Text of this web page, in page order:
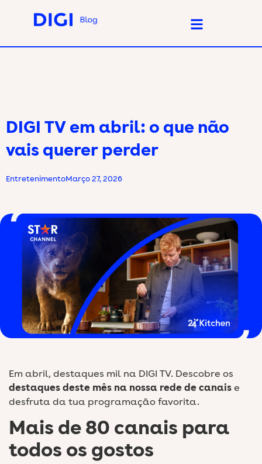
DIGI TV em abril: o que não
vais querer perder
EntretenimentoMarço 27, 2026
Em abril, destaques mil na DIGI TV. Descobre os
destaques deste mês na nossa rede de canaise
desfruta da tua programação favorita.
Mais de 80 canais para
todos os gostos